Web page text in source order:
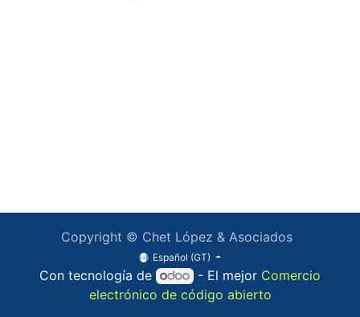
Copyright © Chet López & Asociados
Español (GT)
Con tecnología de - El mejor Comercio
electrónico de código abierto